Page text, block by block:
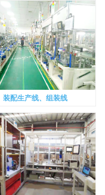
装配生产线、组装线